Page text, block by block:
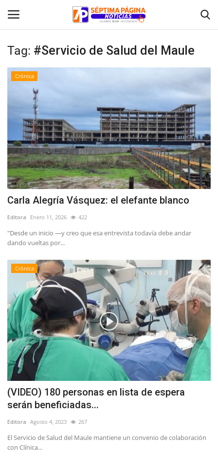
Inicio
Crónica
Policial
Tribunales
Deporte
Política
Espectáculos
Tag: #Servicio de Salud del Maule
Crónica
Carla Alegría Vásquez: el elefante blanco
Editora Enero 11, 2026 422
"Desde un inicio —y creo que esa entrevista todavía debe andar
dando vueltas por...
Crónica
(VIDEO) 180 personas en lista de espera
serán beneficiadas...
Editora Agosto 4, 2023 267
El Servicio de Salud del Maule mantiene un convenio de colaboración
con Clínica...